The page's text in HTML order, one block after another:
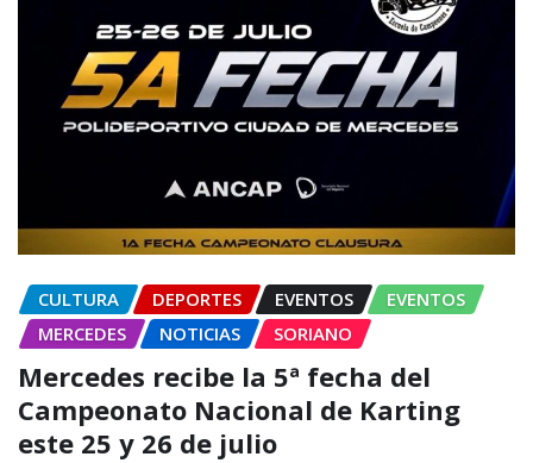
CULTURA DEPORTES EVENTOS
EVENTOS
MERCEDES
NOTICIAS SORIANO
Mercedes recibe la 5ª fecha del
Campeonato Nacional de Karting
este 25 y 26 de julio